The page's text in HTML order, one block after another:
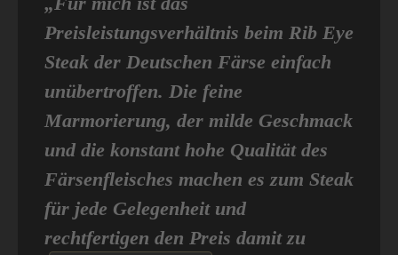
Preisleistungsverhältnis beim Rib Eye
Steak der Deutschen Färse einfach
unübertroffen. Die feine
Marmorierung, der milde Geschmack
und die konstant hohe Qualität des
Färsenfleisches machen es zum Steak
für jede Gelegenheit und
rechtfertigen den Preis damit zu